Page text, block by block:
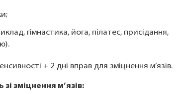
гімнастика, йога, пілатес, присідання,
+ 2 дні вправ для зміцнення м’язів.
зі зміцнення м’язів: